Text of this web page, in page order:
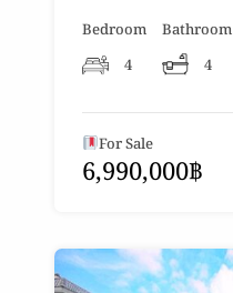
Bedroom
4
Bathroom
4
For Sale
6,990,000฿